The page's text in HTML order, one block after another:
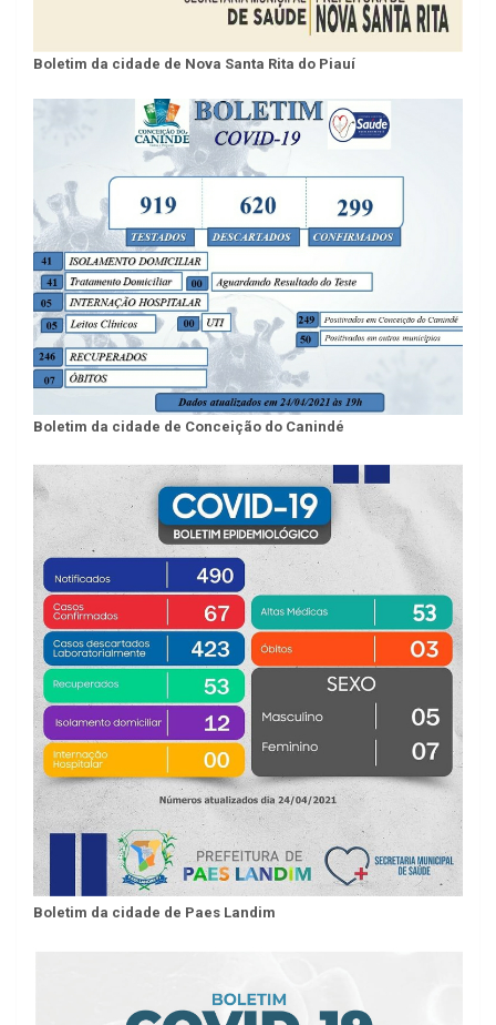
Boletim da cidade de Nova Santa Rita do Piauí
Boletim da cidade de Conceição do Canindé
Boletim da cidade de Paes Landim